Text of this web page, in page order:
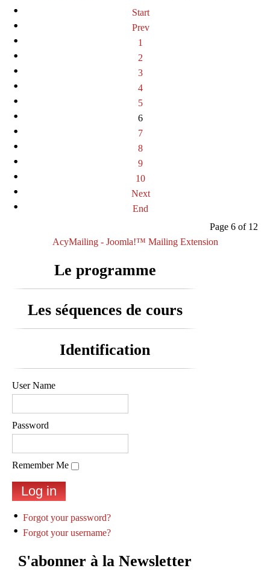
Start
Prev
1
2
3
4
5
6
7
8
9
10
Next
End
Page 6 of 12
AcyMailing - Joomla!™ Mailing Extension
Le programme
Les séquences de cours
Identification
User Name
Password
Remember Me
Forgot your password?
Forgot your username?
S'abonner à la Newsletter